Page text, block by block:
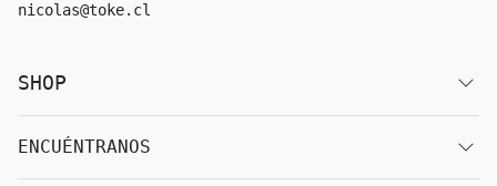
nicolas@toke.cl
SHOP
ENCUÉNTRANOS